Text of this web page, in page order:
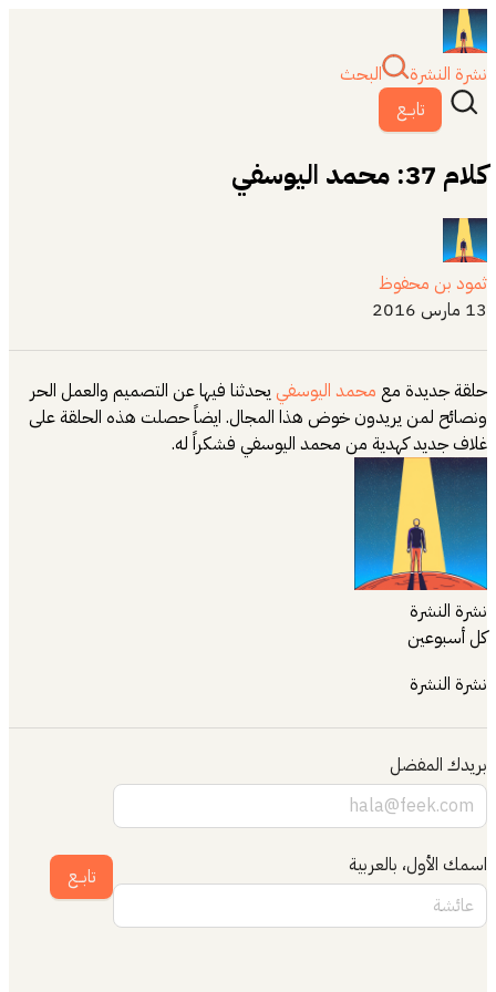
نشرة النشرة
البحث
تابــع
كلام 37: محمد اليوسفي
ثمود بن محفوظ
13 مارس 2016
حلقة جديدة مع محمد اليوسفي يحدثنا فيها عن التصميم والعمل الحر
ونصائح لمن يريدون خوض هذا المجال. ايضاً حصلت هذه الحلقة على
غلاف جديد كهدية من محمد اليوسفي فشكراً له.
نشرة النشرة
كل أسبوعين
نشرة النشرة
بريدك المفضل
اسمك الأول، بالعربية تابــع